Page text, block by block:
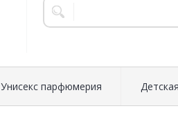
Унисекс парфюмерия